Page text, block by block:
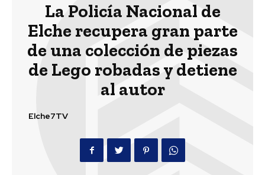
La Policía Nacional de
Elche recupera gran parte
de una colección de piezas
de Lego robadas y detiene
al autor
Elche7TV